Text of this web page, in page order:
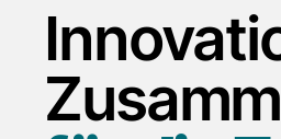
EAS Transport
beschließt, Teil der
zu werden.